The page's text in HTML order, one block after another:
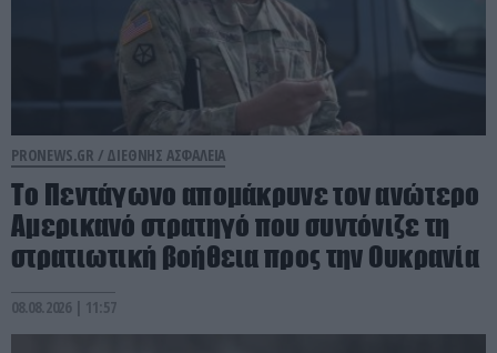
PRONEWS.GR / ΔΙΕΘΝΗΣ ΑΣΦΑΛΕΙΑ
Το Πεντάγωνο απομάκρυνε τον ανώτερο
Αμερικανό στρατηγό που συντόνιζε τη
στρατιωτική βοήθεια προς την Ουκρανία
08.08.2026 | 11:57